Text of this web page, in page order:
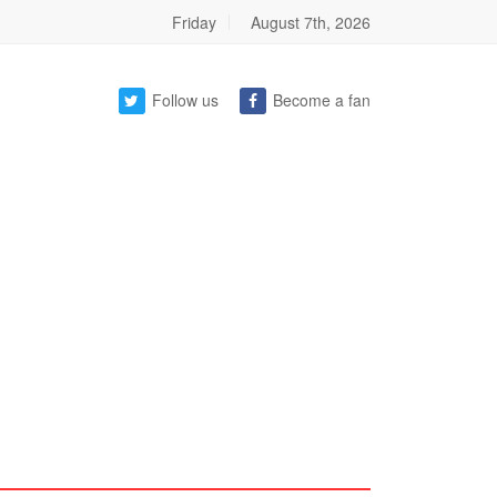
Friday August 7th, 2026
Follow us Become a fan